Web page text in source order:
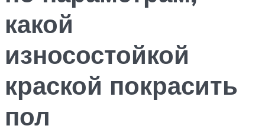
какой
износостойкой
краской покрасить
пол